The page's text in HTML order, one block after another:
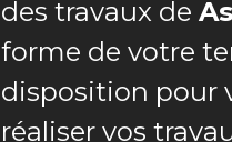
des travaux de
forme de votre
disposition pour
réaliser vos